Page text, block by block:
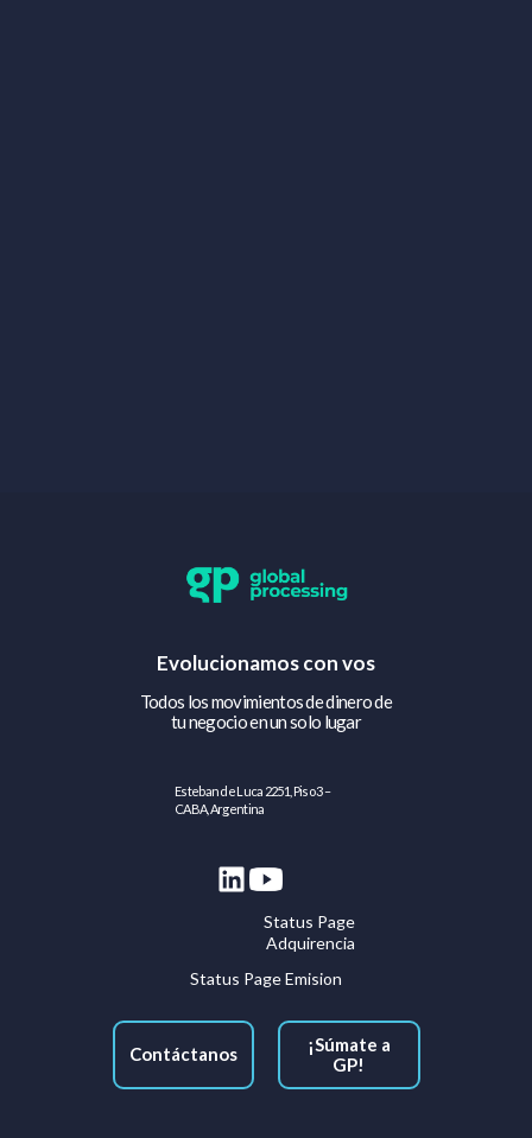
Evolucionamos con vos
Todos los movimientos de dinero de
tu negocio en un solo lugar
Esteban de Luca 2251, Piso 3 –
CABA, Argentina
Status Page
Adquirencia
Status Page Emision
Contáctanos
¡Súmate a
GP!